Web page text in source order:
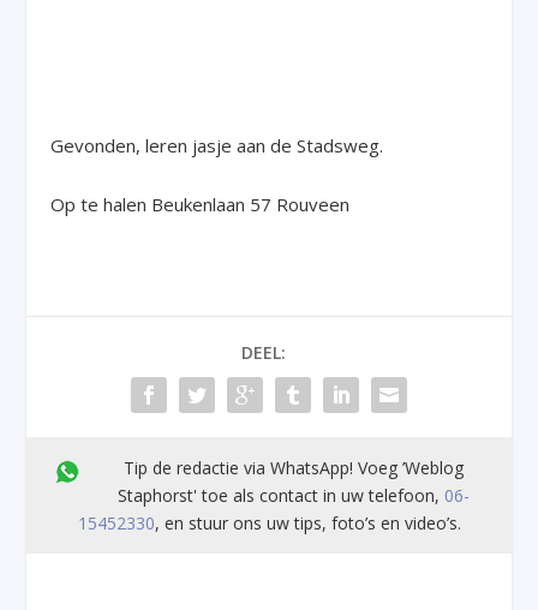
Gevonden, leren jasje aan de Stadsweg.
Op te halen Beukenlaan 57 Rouveen
DEEL:
Tip de redactie via WhatsApp! Voeg ’Weblog
Staphorst' toe als contact in uw telefoon, 06-
15452330, en stuur ons uw tips, foto’s en video’s.